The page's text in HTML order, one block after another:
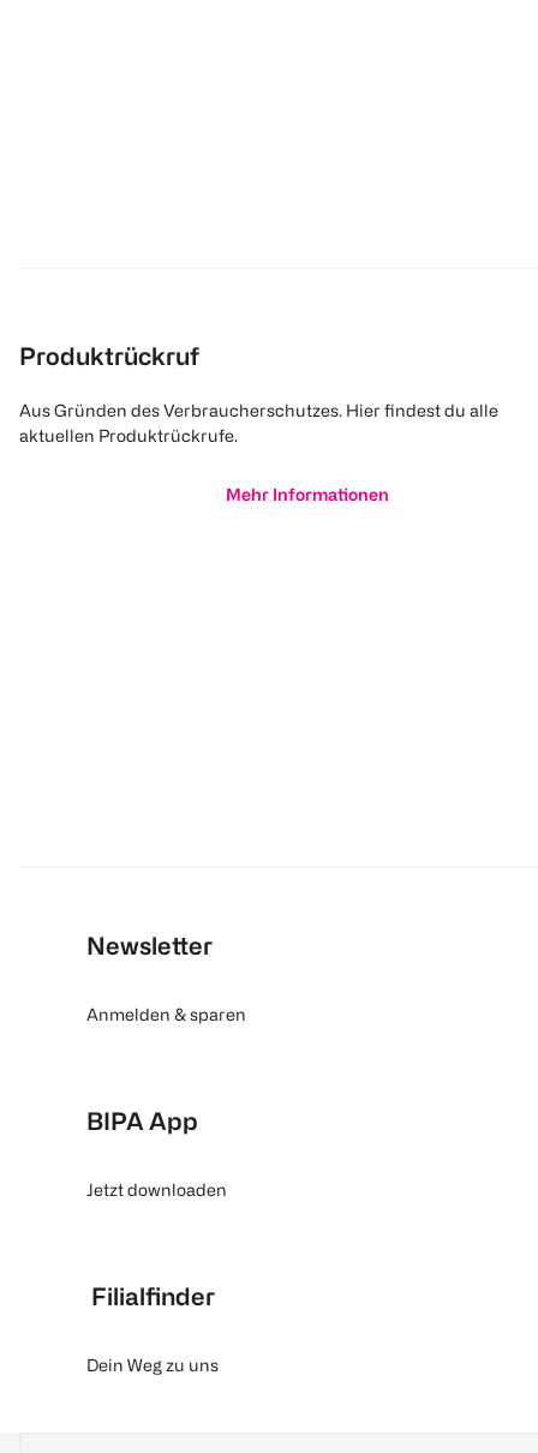
Produktrückruf
Aus Gründen des Verbraucherschutzes. Hier findest du alle
aktuellen Produktrückrufe.
Mehr Informationen
Newsletter
Anmelden & sparen
BIPA App
Jetzt downloaden
Filialfinder
Dein Weg zu uns